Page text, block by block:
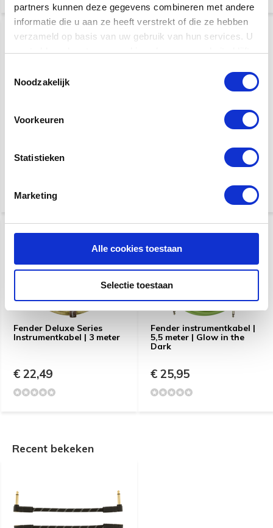
partners kunnen deze gegevens combineren met andere
informatie die u aan ze heeft verstrekt of die ze hebben
verzameld op basis van uw gebruik van hun services. U
gaat akkoord met onze cookies als u onze website blijft
Noodzakelijk
Voorkeuren
Statistieken
Marketing
Alle cookies toestaan
Selectie toestaan
Fender instrumentkabel |
Fender Deluxe Series
Instrumentkabel | 3 meter
€ 22,49
Fender instrumentkabel |
5,5 meter | Glow in the
Dark
€ 25,95
Recent bekeken